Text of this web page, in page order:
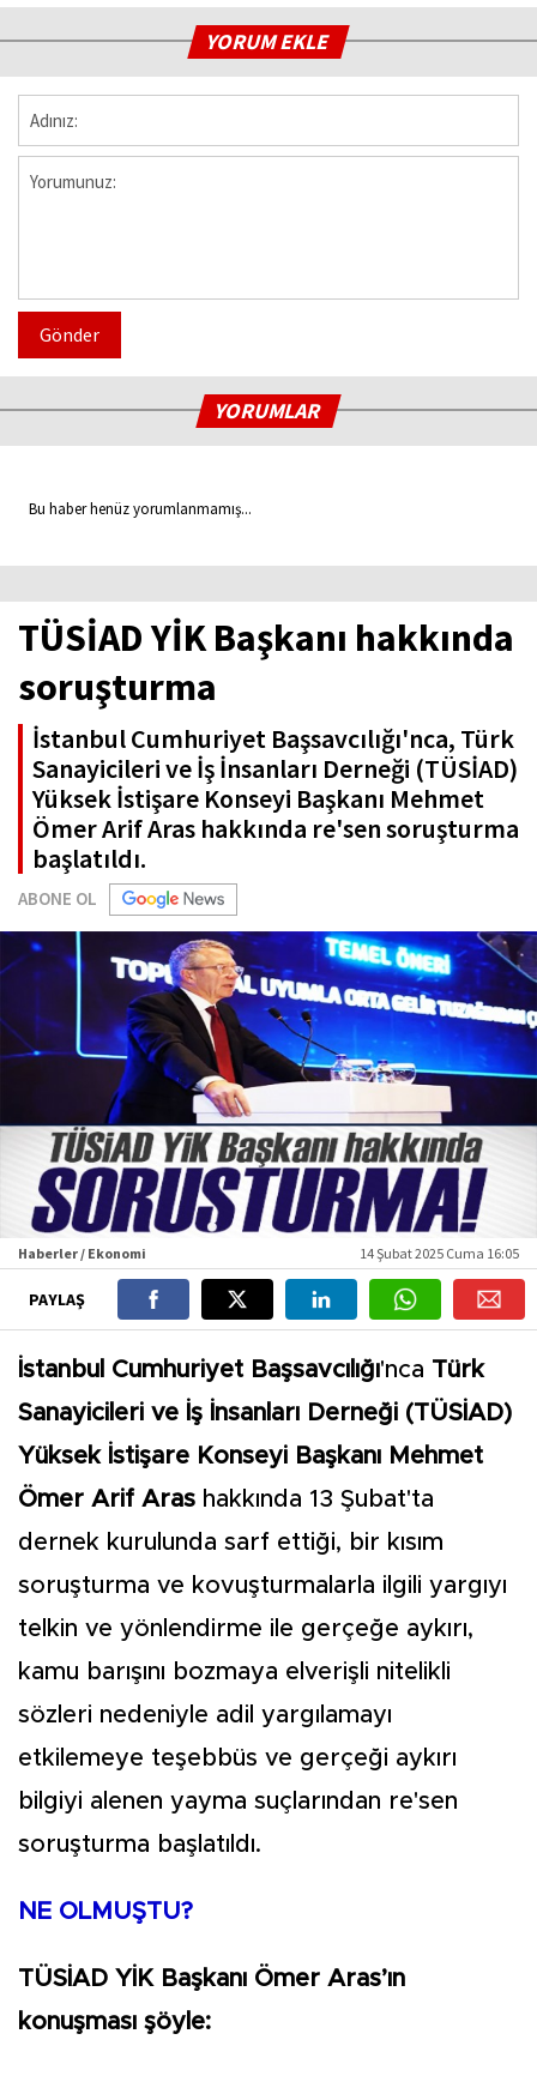
YORUM EKLE
Gönder
YORUMLAR
Bu haber henüz yorumlanmamış...
TÜSİAD YİK Başkanı hakkında
soruşturma
İstanbul Cumhuriyet Başsavcılığı'nca, Türk
Sanayicileri ve İş İnsanları Derneği (TÜSİAD)
Yüksek İstişare Konseyi Başkanı Mehmet
Ömer Arif Aras hakkında re'sen soruşturma
başlatıldı.
ABONE OL
Haberler / Ekonomi 14 Şubat 2025 Cuma 16:05
PAYLAŞ
İstanbul Cumhuriyet Başsavcılığı'nca Türk
Sanayicileri ve İş İnsanları Derneği (TÜSİAD)
Yüksek İstişare Konseyi Başkanı Mehmet
Ömer Arif Aras hakkında 13 Şubat'ta
dernek kurulunda sarf ettiği, bir kısım
soruşturma ve kovuşturmalarla ilgili yargıyı
telkin ve yönlendirme ile gerçeğe aykırı,
kamu barışını bozmaya elverişli nitelikli
sözleri nedeniyle adil yargılamayı
etkilemeye teşebbüs ve gerçeği aykırı
bilgiyi alenen yayma suçlarından re'sen
soruşturma başlatıldı.
NE OLMUŞTU?
TÜSİAD YİK Başkanı Ömer Aras’ın
konuşması şöyle: